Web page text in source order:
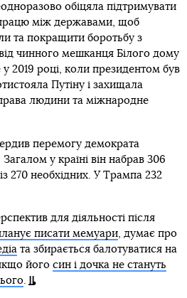
обіцяла підтримувати
між державами, щоб
та покращити боротьбу з
чинного мешканця Білого дому
2019 році, коли президентом був
Путіну і захищала
людини та міжнародне
перемогу демократа
у країні він набрав 306
270 необхідних. У Трампа 232
для діяльності після
писати мемуари, думає про
та збирається балотуватися на
його син і дочка не стануть
.